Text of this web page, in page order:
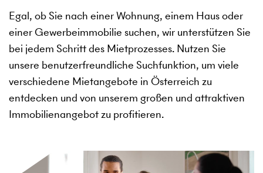
Egal, ob Sie nach einer Wohnung, einem Haus oder
einer Gewerbeimmobilie suchen, wir unterstützen Sie
bei jedem Schritt des Mietprozesses. Nutzen Sie
unsere benutzerfreundliche Suchfunktion, um viele
verschiedene Mietangebote in Österreich zu
entdecken und von unserem großen und attraktiven
Immobilienangebot zu profitieren.